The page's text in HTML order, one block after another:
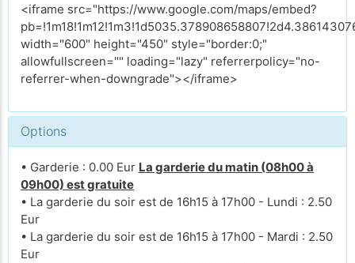
<iframe src="https://www.google.com/maps/embed?
width="600" height="450" style="border:0;"
allowfullscreen="" loading="lazy" referrerpolicy="no-
referrer-when-downgrade"></iframe>
Options
• Garderie : 0.00 Eur La garderie du matin (08h00 à
09h00) est gratuite
• La garderie du soir est de 16h15 à 17h00 - Lundi : 2.50
Eur
• La garderie du soir est de 16h15 à 17h00 - Mardi : 2.50
Eur